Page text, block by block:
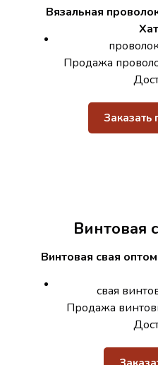
Вязальная
Продажа
Заказать
Винтовая
Винтовая свая
свая
Продажа